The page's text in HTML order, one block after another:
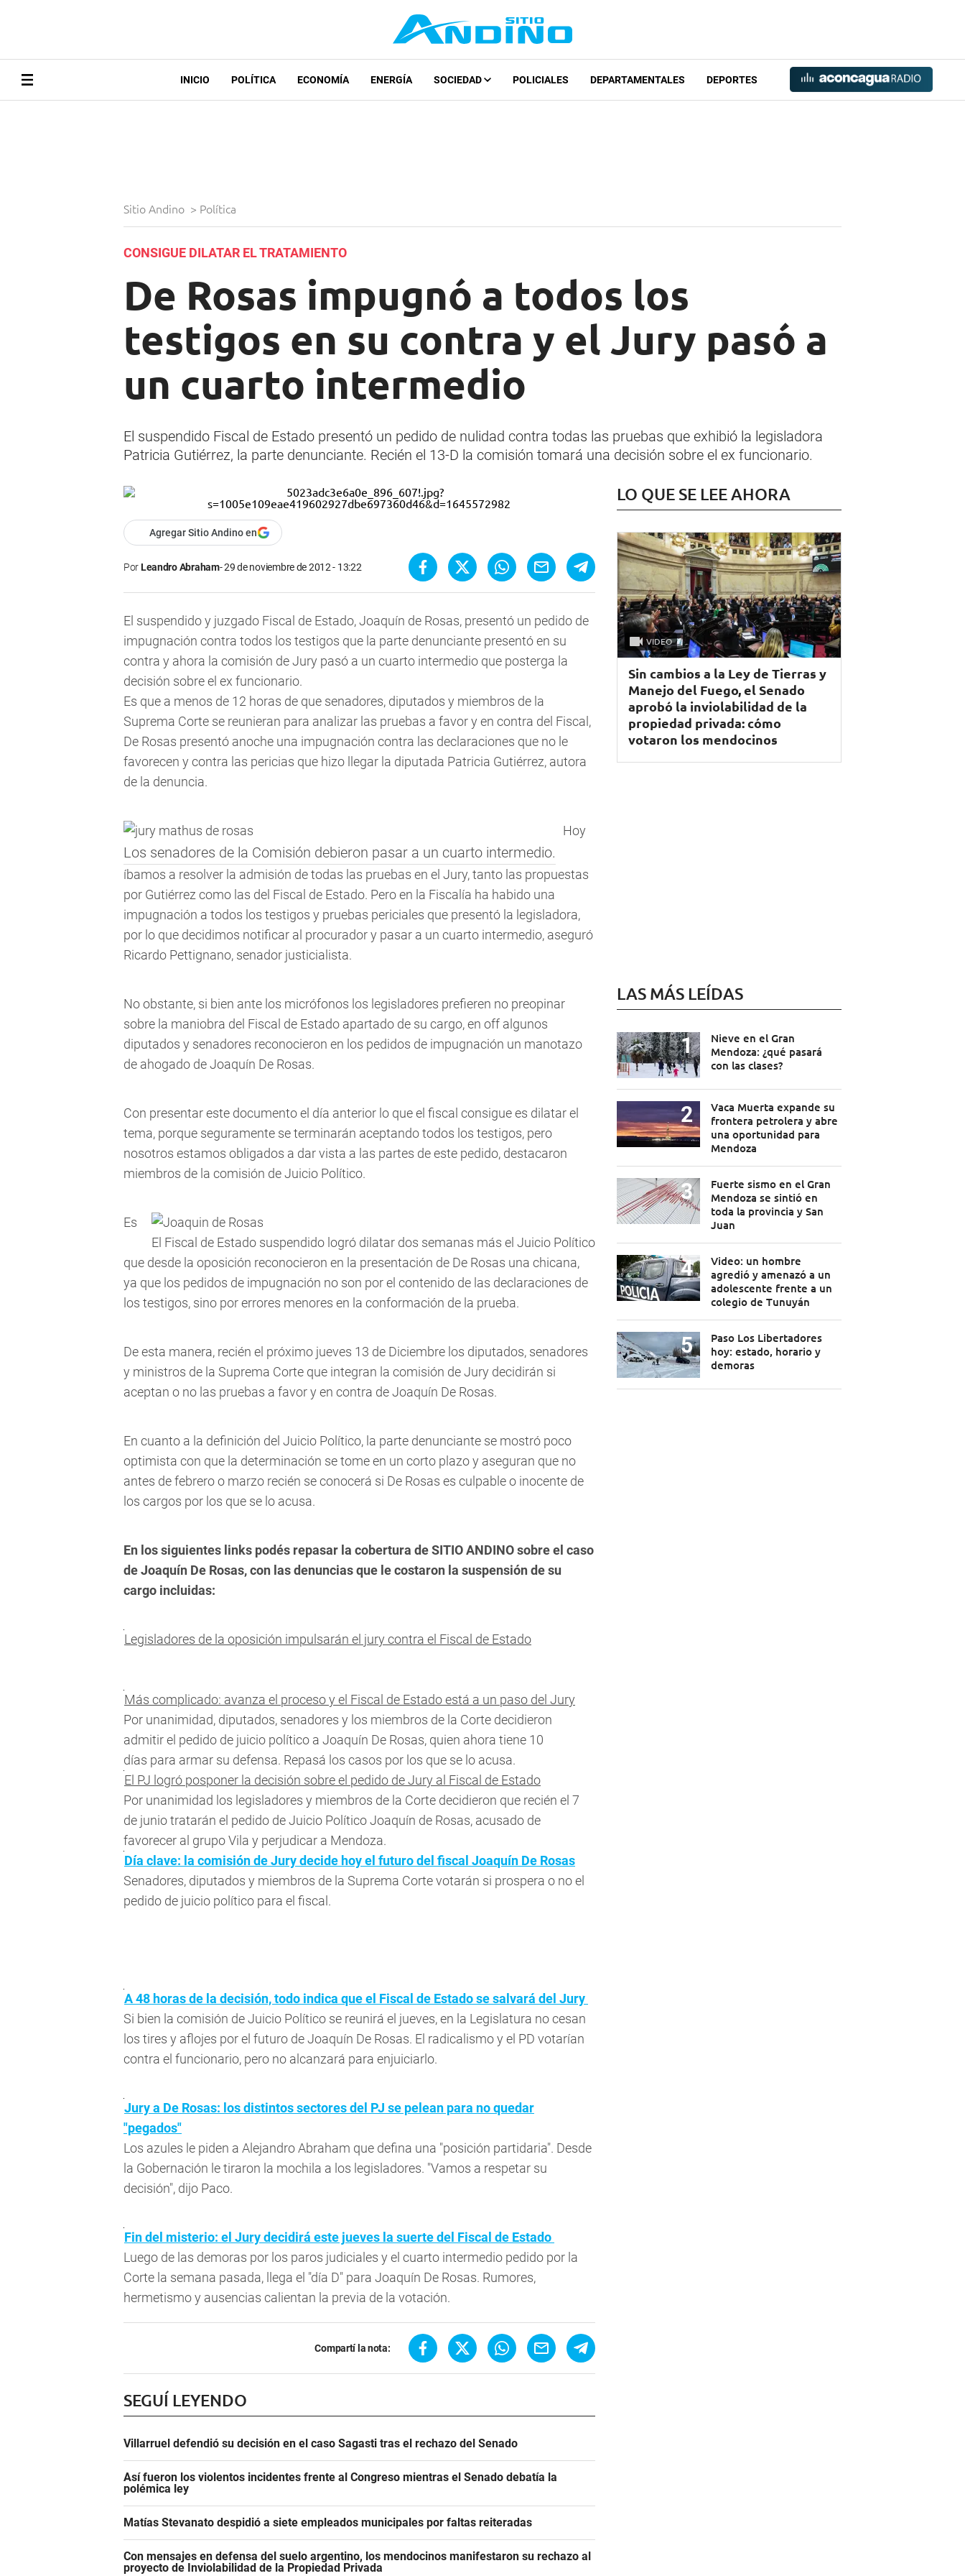
INICIO POLÍTICA ECONOMÍA ENERGÍA SOCIEDAD POLICIALES DEPARTAMENTALES DEPORTES
Sitio Andino > Política
CONSIGUE DILATAR EL TRATAMIENTO
De Rosas impugnó a todos los
testigos en su contra y el Jury pasó a
un cuarto intermedio
El suspendido Fiscal de Estado presentó un pedido de nulidad contra todas las pruebas que exhibió la legisladora
Patricia Gutiérrez, la parte denunciante. Recién el 13-D la comisión tomará una decisión sobre el ex funcionario.
Agregar Sitio Andino en
PorLeandro Abraham 29 de noviembre de 2012 - 13:22
El suspendido y juzgado Fiscal de Estado, Joaquín de Rosas, presentó un pedido de
impugnación contra todos los testigos que la parte denunciante presentó en su
contra y ahora la comisión de Jury pasó a un cuarto intermedio que posterga la
decisión sobre el ex funcionario.
Es que a menos de 12 horas de que senadores, diputados y miembros de la
Suprema Corte se reunieran para analizar las pruebas a favor y en contra del Fiscal,
De Rosas presentó anoche una impugnación contra las declaraciones que no le
favorecen y contra las pericias que hizo llegar la diputada Patricia Gutiérrez, autora
de la denuncia.
Los senadores de la Comisión debieron pasar a un cuarto intermedio.
Hoy
íbamos a resolver la admisión de todas las pruebas en el Jury, tanto las propuestas
por Gutiérrez como las del Fiscal de Estado. Pero en la Fiscalía ha habido una
impugnación a todos los testigos y pruebas periciales que presentó la legisladora,
por lo que decidimos notificar al procurador y pasar a un cuarto intermedio, aseguró
Ricardo Pettignano, senador justicialista.
No obstante, si bien ante los micrófonos los legisladores prefieren no preopinar
sobre la maniobra del Fiscal de Estado apartado de su cargo, en off algunos
diputados y senadores reconocieron en los pedidos de impugnación un manotazo
de ahogado de Joaquín De Rosas.
Con presentar este documento el día anterior lo que el fiscal consigue es dilatar el
tema, porque seguramente se terminarán aceptando todos los testigos, pero
nosotros estamos obligados a dar vista a las partes de este pedido, destacaron
miembros de la comisión de Juicio Político.
El Fiscal de Estado suspendido logró dilatar dos semanas más el Juicio Político
Es
que desde la oposición reconocieron en la presentación de De Rosas una chicana,
ya que los pedidos de impugnación no son por el contenido de las declaraciones de
los testigos, sino por errores menores en la conformación de la prueba.
De esta manera, recién el próximo jueves 13 de Diciembre los diputados, senadores
y ministros de la Suprema Corte que integran la comisión de Jury decidirán si
aceptan o no las pruebas a favor y en contra de Joaquín De Rosas.
En cuanto a la definición del Juicio Político, la parte denunciante se mostró poco
optimista con que la determinación se tome en un corto plazo y aseguran que no
antes de febrero o marzo recién se conocerá si De Rosas es culpable o inocente de
los cargos por los que se lo acusa.
En los siguientes links podés repasar la cobertura deSITIO ANDINOsobre el caso
de Joaquín De Rosas, con las denuncias que le costaron la suspensión de su
cargo incluidas:
Legisladores de la oposición impulsarán el jury contra el Fiscal de Estado
Más complicado: avanza el proceso y el Fiscal de Estado está a un paso del Jury
Por unanimidad, diputados, senadores y los miembros de la Corte decidieron
admitir el pedido de juicio político a Joaquín De Rosas, quien ahora tiene 10
días para armar su defensa. Repasá los casos por los que se lo acusa.
El PJ logró posponer la decisión sobre el pedido de Jury al Fiscal de Estado
Por unanimidad los legisladores y miembros de la Corte decidieron que recién el 7
de junio tratarán el pedido de Juicio Político Joaquín de Rosas, acusado de
favorecer al grupo Vila y perjudicar a Mendoza.
Día clave: la comisión de Jury decide hoy el futuro del fiscal Joaquín De Rosas
Senadores, diputados y miembros de la Suprema Corte votarán si prospera o no el
pedido de juicio político para el fiscal.
A 48 horas de la decisión, todo indica que el Fiscal de Estado se salvará del Jury
Si bien la comisión de Juicio Político se reunirá el jueves, en la Legislatura no cesan
los tires y aflojes por el futuro de Joaquín De Rosas. El radicalismo y el PD votarían
contra el funcionario, pero no alcanzará para enjuiciarlo.
Jury a De Rosas: los distintos sectores del PJ se pelean para no quedar
"pegados"
Los azules le piden a Alejandro Abraham que defina una "posición partidaria". Desde
la Gobernación le tiraron la mochila a los legisladores. "Vamos a respetar su
decisión", dijo Paco.
Fin del misterio: el Jury decidirá este jueves la suerte del Fiscal de Estado
Luego de las demoras por los paros judiciales y el cuarto intermedio pedido por la
Corte la semana pasada, llega el "día D" para Joaquín De Rosas. Rumores,
hermetismo y ausencias calientan la previa de la votación.
Compartí la nota:
SEGUÍ LEYENDO
Villarruel defendió su decisión en el caso Sagasti tras el rechazo del Senado
Así fueron los violentos incidentes frente al Congreso mientras el Senado debatía la
polémica ley
Matías Stevanato despidió a siete empleados municipales por faltas reiteradas
Con mensajes en defensa del suelo argentino, los mendocinos manifestaron su rechazo al
proyecto de Inviolabilidad de la Propiedad Privada
LO QUE SE LEE AHORA
VIDEO
Sin cambios a la Ley de Tierras y
Manejo del Fuego, el Senado
aprobó la inviolabilidad de la
propiedad privada: cómo
votaron los mendocinos
LAS MÁS LEÍDAS
Nieve en el Gran
Mendoza: ¿qué pasará
con las clases?
Vaca Muerta expande su
frontera petrolera y abre
una oportunidad para
Mendoza
Fuerte sismo en el Gran
Mendoza se sintió en
toda la provincia y San
Juan
Video: un hombre
agredió y amenazó a un
adolescente frente a un
colegio de Tunuyán
Paso Los Libertadores
hoy: estado, horario y
demoras